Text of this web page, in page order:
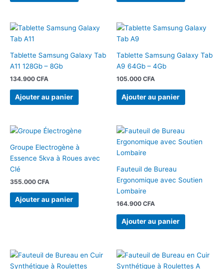
Tablette Samsung Galaxy Tab
A11 128Gb – 8Gb
134.900 CFA
Ajouter au panier
Tablette Samsung Galaxy Tab
A9 64Gb – 4Gb
105.000 CFA
Ajouter au panier
Groupe Electrogène à
Essence 5kva à Roues avec
Clé
355.000 CFA
Ajouter au panier
Fauteuil de Bureau
Ergonomique avec Soutien
Lombaire
164.900 CFA
Ajouter au panier